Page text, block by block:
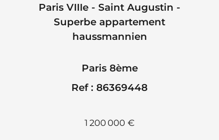
Paris VIIIe - Saint Augustin -
Superbe appartement
haussmannien
Paris 8ème
Ref : 86369448
1 200 000 €